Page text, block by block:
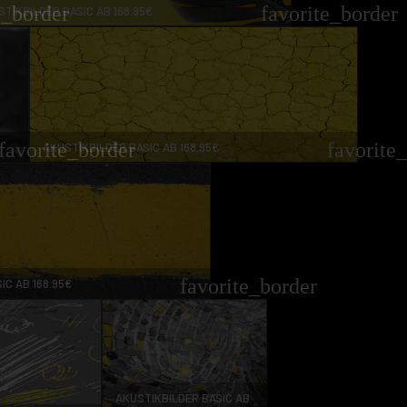
BASIC AB 168.95€ favorite_border
favorite_border
AKUSTIKBILDER BASIC AB 168.95€
AB 168.95€ favorite_border
AKUSTIKBILDER BASIC AB